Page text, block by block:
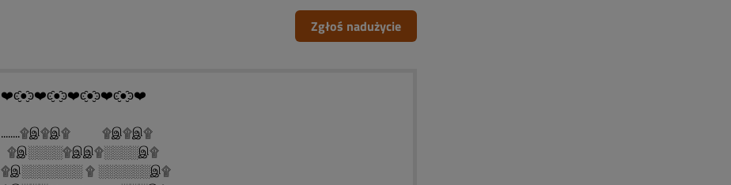
Zgłoś nadużycie
❤️ͼ̮̑●̮̑ͽ❤️ͼ̮̑●̮̑ͽ❤️ͼ̮̑●̮̑ͽ❤️ͼ̮̑●̮̑ͽ❤️
........۩இ۩இ۩ ۩இ۩இ۩
۩இ░░░░۩இஇ۩░░░░இ۩
۩இ░░░░░░░ ۩ ░░░░░░இ۩